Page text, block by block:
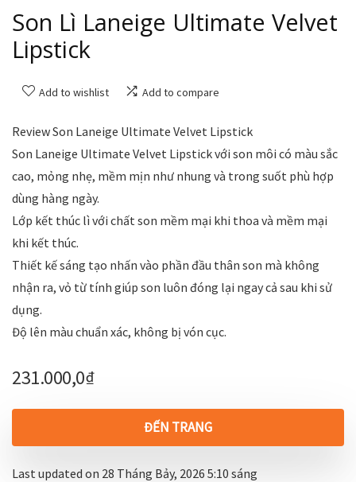
Son Lì Laneige Ultimate Velvet
Lipstick
Add to wishlist Add to compare
Review Son Laneige Ultimate Velvet Lipstick
Son Laneige Ultimate Velvet Lipstick với son môi có màu sắc
cao, mỏng nhẹ, mềm mịn như nhung và trong suốt phù hợp
dùng hàng ngày.
Lớp kết thúc lì với chất son mềm mại khi thoa và mềm mại
khi kết thúc.
Thiết kế sáng tạo nhấn vào phần đầu thân son mà không
nhận ra, vỏ từ tính giúp son luôn đóng lại ngay cả sau khi sử
dụng.
Độ lên màu chuẩn xác, không bị vón cục.
231.000,0₫
ĐẾN TRANG
Last updated on 28 Tháng Bảy, 2026 5:10 sáng